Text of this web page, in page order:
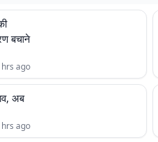
बचाने
hrs ago
अब
hrs ago